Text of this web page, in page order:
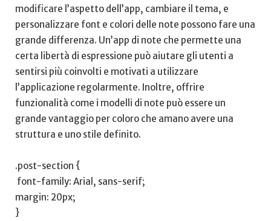
⁤modificare ​l’aspetto dell’app, cambiare⁣ il ⁣tema, e
personalizzare font e colori ⁣delle note possono fare⁤ una
grande differenza. Un’app di note che permette‍ una‌
certa libertà⁣ di espressione può aiutare gli utenti a
sentirsi più coinvolti ‍e ⁤motivati a utilizzare
l’applicazione regolarmente. Inoltre, offrire
funzionalità come i modelli ⁣di note può essere‌ un
grande vantaggio⁣ per coloro che amano avere una
struttura e uno ‍stile ⁣definito.
.post-section {
​ font-family: Arial, sans-serif;
margin: 20px;
}